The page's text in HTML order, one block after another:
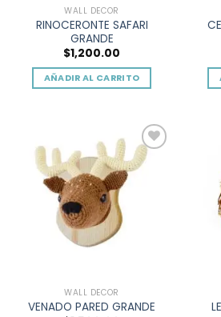
WALL DECOR
RINOCERONTE SAFARI
GRANDE
$1,200.00
AÑADIR AL CARRITO
Add to
wishlist
WALL DECOR
VENADO PARED GRANDE